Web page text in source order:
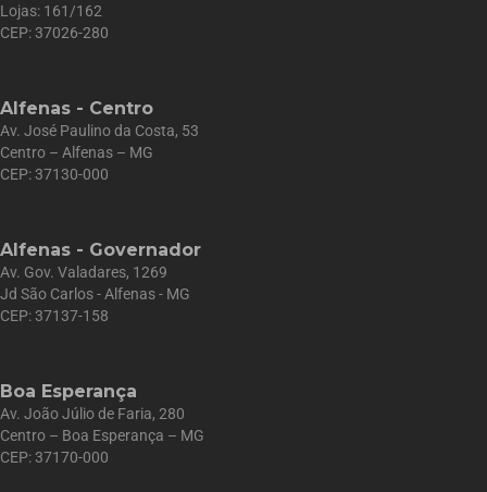
Lojas: 161/162
CEP: 37026-280
Alfenas - Centro
Av. José Paulino da Costa, 53
Centro – Alfenas – MG
CEP: 37130-000
Alfenas - Governador
Av. Gov. Valadares, 1269
Jd São Carlos - Alfenas - MG
CEP: 37137-158
Boa Esperança
Av. João Júlio de Faria, 280
Centro – Boa Esperança – MG
CEP: 37170-000